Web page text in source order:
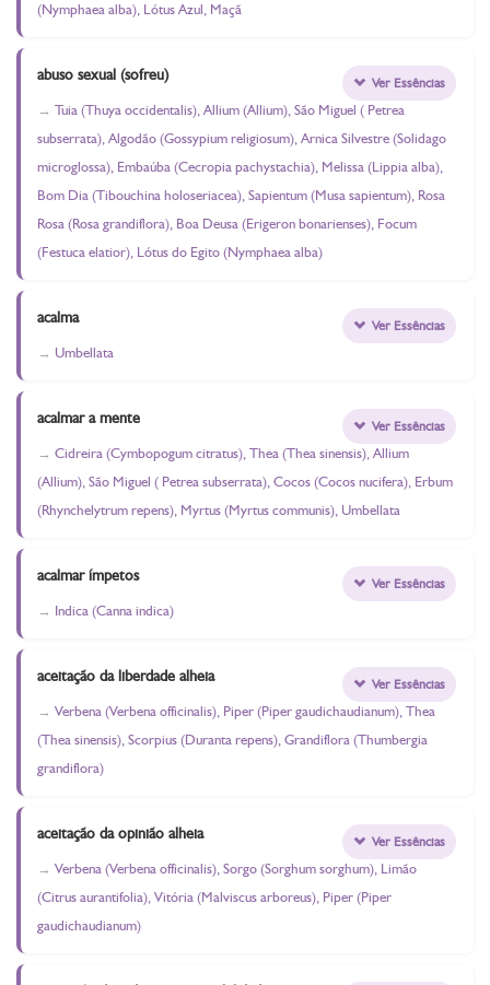
(Nymphaea alba), Lótus Azul, Maçã
abuso sexual (sofreu)
Tuia (Thuya occidentalis), Allium (Allium), São Miguel ( Petrea
subserrata), Algodão (Gossypium religiosum), Arnica Silvestre (Solidago
microglossa), Embaúba (Cecropia pachystachia), Melissa (Lippia alba),
Bom Dia (Tibouchina holoseriacea), Sapientum (Musa sapientum), Rosa
Rosa (Rosa grandiflora), Boa Deusa (Erigeron bonarienses), Focum
(Festuca elatior), Lótus do Egito (Nymphaea alba)
Ver Essências
acalma
Umbellata
Ver Essências
acalmar a mente
Cidreira (Cymbopogum citratus), Thea (Thea sinensis), Allium
(Allium), São Miguel ( Petrea subserrata), Cocos (Cocos nucifera), Erbum
(Rhynchelytrum repens), Myrtus (Myrtus communis), Umbellata
Ver Essências
acalmar ímpetos
Indica (Canna indica)
Ver Essências
aceitação da liberdade alheia
Verbena (Verbena officinalis), Piper (Piper gaudichaudianum), Thea
(Thea sinensis), Scorpius (Duranta repens), Grandiflora (Thumbergia
grandiflora)
Ver Essências
aceitação da opinião alheia
Verbena (Verbena officinalis), Sorgo (Sorghum sorghum), Limão
(Citrus aurantifolia), Vitória (Malviscus arboreus), Piper (Piper
gaudichaudianum)
Ver Essências